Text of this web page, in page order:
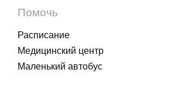
Помочь
Расписание
Медицинский центр
Маленький автобус